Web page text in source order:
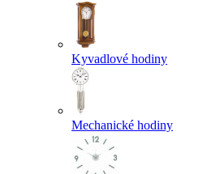
Kyvadlové hodiny
Mechanické hodiny